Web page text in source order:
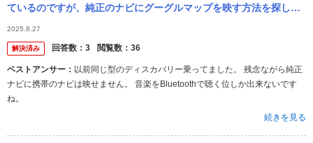
ているのですが、純正のナビにグーグルマップを映す方法を探して
います。詳しい方や知っている方がいましたら教えて欲しいです。
2025.8.27
解決済み 回答数： 3 閲覧数： 36
ベストアンサー： 以前同じ型のディスカバリー乗ってました。 残念ながら純正
ナビに携帯のナビは映せません。 音楽をBluetoothで聴く位しか出来ないです
ね。
続きを見る